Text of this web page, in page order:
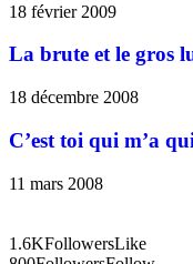
18 février 2009
La brute et le gros
18 décembre 2008
C’est toi qui m’a
11 mars 2008
1.6KFollowersLike